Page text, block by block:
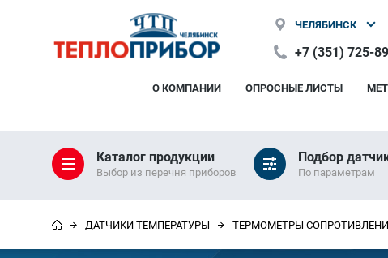
ЧЕЛЯБИНСК
+7 (351) 725-
О КОМПАНИИ ОПРОСНЫЕ ЛИСТЫ
Каталог продукции
Выбор из перечня приборов
Подбор
По параметрам
ДАТЧИКИ ТЕМПЕРАТУРЫ ТЕРМОМЕТРЫ